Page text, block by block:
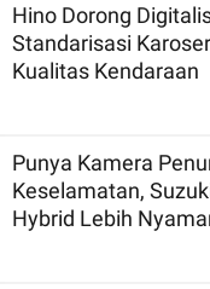
Hino Dorong
Standarisasi
Kualitas Kendaraan
Punya Kamera
Keselamatan,
Hybrid Lebih